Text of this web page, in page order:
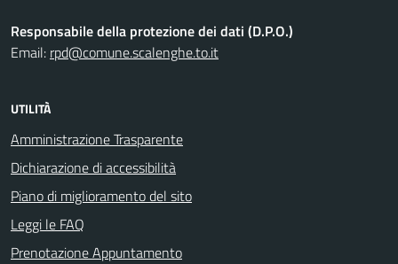
Responsabile della protezione dei dati (D.P.O.)
Email: rpd@comune.scalenghe.to.it
UTILITÀ
Amministrazione Trasparente
Dichiarazione di accessibilità
Piano di miglioramento del sito
Leggi le FAQ
Prenotazione Appuntamento